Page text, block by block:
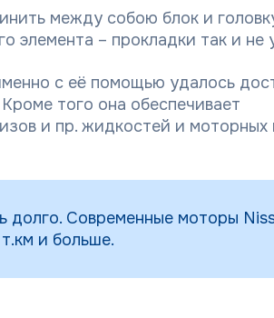
между собою блок и
элемента – прокладки так и не
с её помощью удалось
того она обеспечивает
и пр. жидкостей и моторных
долго. Современные моторы
и больше.